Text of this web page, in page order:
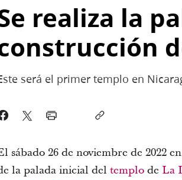
realiza la
será el primer templo en
sábado 26 de noviembre de 2022
la palada inicial del templo de La